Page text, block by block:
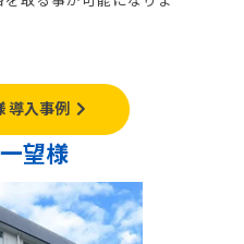
導入事例
望様